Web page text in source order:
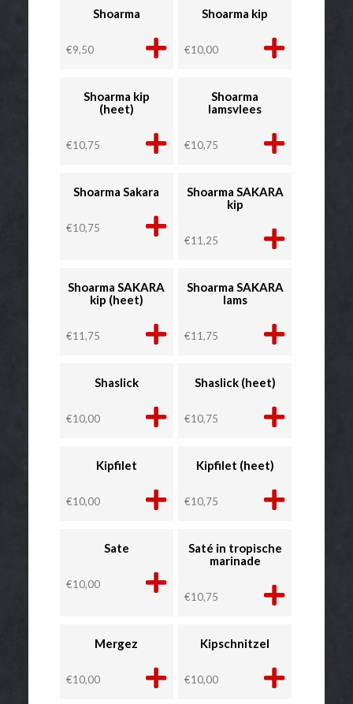
Shoarma
€9,50
Shoarma kip
€10,00
Shoarma kip
(heet)
€10,75
Shoarma
lamsvlees
€10,75
Shoarma Sakara
€10,75
Shoarma SAKARA
kip
€11,25
Shoarma SAKARA
kip (heet)
€11,75
Shoarma SAKARA
lams
€11,75
Shaslick
€10,00
Shaslick (heet)
€10,75
Kipfilet
€10,00
Kipfilet (heet)
€10,75
Sate
€10,00
Saté in tropische
marinade
€10,75
Mergez
€10,00
Kipschnitzel
€10,00